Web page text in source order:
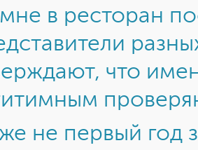
в ресторан
что
не первый год